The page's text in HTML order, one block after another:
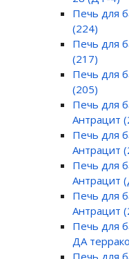
Печь для
(224)
Печь для
(217)
Печь для
(205)
Печь для
Антрацит
Печь для
Антрацит
Печь для
Антрацит
Печь для
Антрацит
Печь для
ДА
Печь для